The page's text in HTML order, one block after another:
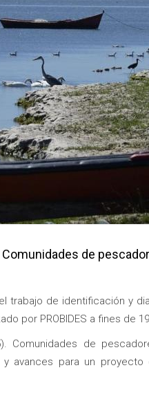
de
trabajo de identificación y
por PROBIDES a fines de
Comunidades de
avances para un proyecto